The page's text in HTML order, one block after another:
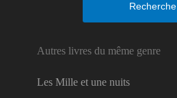
Recherche
Autres livres du même genre
Les Mille et une nuits